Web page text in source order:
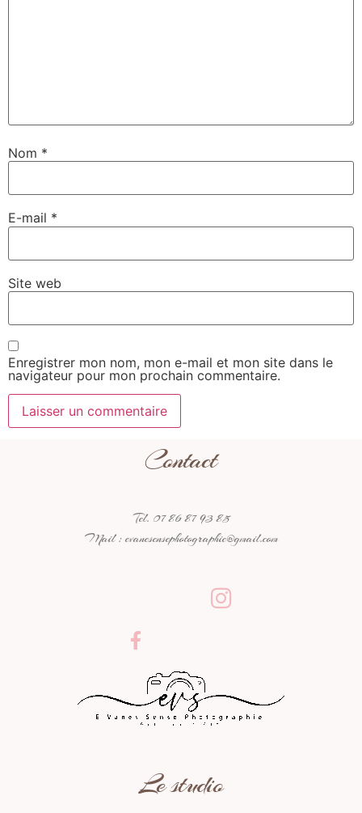
Nom *
E-mail *
Site web
Enregistrer mon nom, mon e-mail et mon site dans le
navigateur pour mon prochain commentaire.
Contact
Tel. 07 86 87 93 85
Mail : evanesensephotographie@gmail.com
Le studio